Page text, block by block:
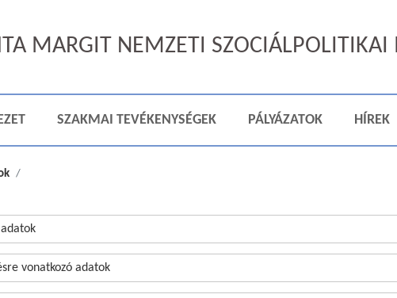
MARGIT NEMZETI SZOCIÁLPOLITIKAI
SZAKMAI TEVÉKENYSÉGEK PÁLYÁZATOK HÍREK
vonatkozó adatok